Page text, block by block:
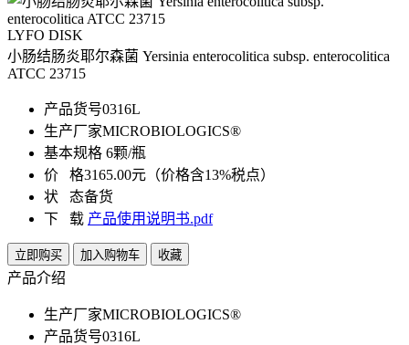
LYFO DISK
小肠结肠炎耶尔森菌 Yersinia enterocolitica subsp. enterocolitica
ATCC 23715
产品货号0316L
生产厂家MICROBIOLOGICS®
基本规格 6颗/瓶
价 格3165.00元（价格含13%税点）
状 态备货
下 载 产品使用说明书.pdf
立即购买 加入购物车 收藏
产品介绍
生产厂家MICROBIOLOGICS®
产品货号0316L